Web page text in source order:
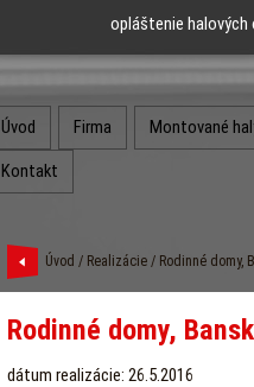
opláštenie halových
Úvod Firma Montované
Kontakt
Úvod / Realizácie / Rodinné domy,
Rodinné domy,
dátum realizácie: 26.5.2016